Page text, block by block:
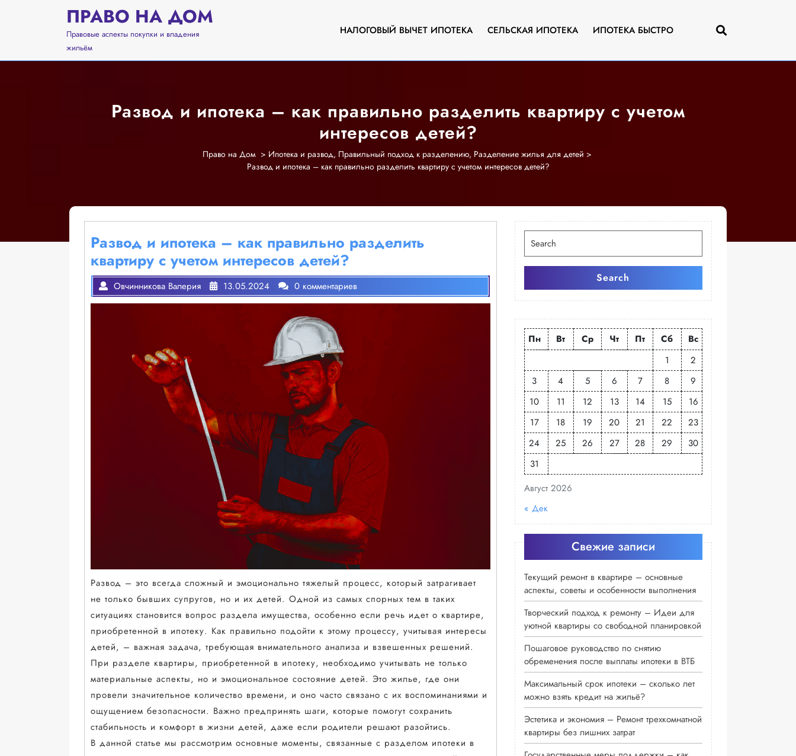
ПРАВО НА ДОМ
Правовые аспекты покупки и владения
жильём
НАЛОГОВЫЙ ВЫЧЕТ ИПОТЕКА СЕЛЬСКАЯ ИПОТЕКА ИПОТЕКА БЫСТРО
Развод и ипотека – как правильно разделить квартиру с учетом
интересов детей?
Право на Дом> Ипотека и развод, Правильный подход к разделению, Разделение жилья для детей >
Развод и ипотека – как правильно разделить квартиру с учетом интересов детей?
Развод и ипотека – как правильно разделить
квартиру с учетом интересов детей?
Овчинникова Валерия 13.05.2024 0 комментариев
Развод – это всегда сложный и эмоционально тяжелый процесс, который затрагивает
не только бывших супругов, но и их детей. Одной из самых спорных тем в таких
ситуациях становится вопрос раздела имущества, особенно если речь идет о квартире,
приобретенной в ипотеку. Как правильно подойти к этому процессу, учитывая интересы
детей, – важная задача, требующая внимательного анализа и взвешенных решений.
При разделе квартиры, приобретенной в ипотеку, необходимо учитывать не только
материальные аспекты, но и эмоциональное состояние детей. Это жилье, где они
провели значительное количество времени, и оно часто связано с их воспоминаниями и
ощущением безопасности. Важно предпринять шаги, которые помогут сохранить
стабильность и комфорт в жизни детей, даже если родители решают разойтись.
В данной статье мы рассмотрим основные моменты, связанные с разделом ипотеки в
Искать:
Search
Август 2026
Пн Вт Ср Чт Пт Сб
Вс
1
2
3
4 5 6 7 8
9
10
11 12 13 14 15
16
17
18 19 20 21 22
23
24
25 26 27 28 29
30
31
« Дек
Свежие записи
Текущий ремонт в квартире – основные
аспекты, советы и особенности выполнения
Творческий подход к ремонту – Идеи для
уютной квартиры со свободной планировкой
Пошаговое руководство по снятию
обременения после выплаты ипотеки в ВТБ
Максимальный срок ипотеки – сколько лет
можно взять кредит на жильё?
Эстетика и экономия – Ремонт трехкомнатной
квартиры без лишних затрат